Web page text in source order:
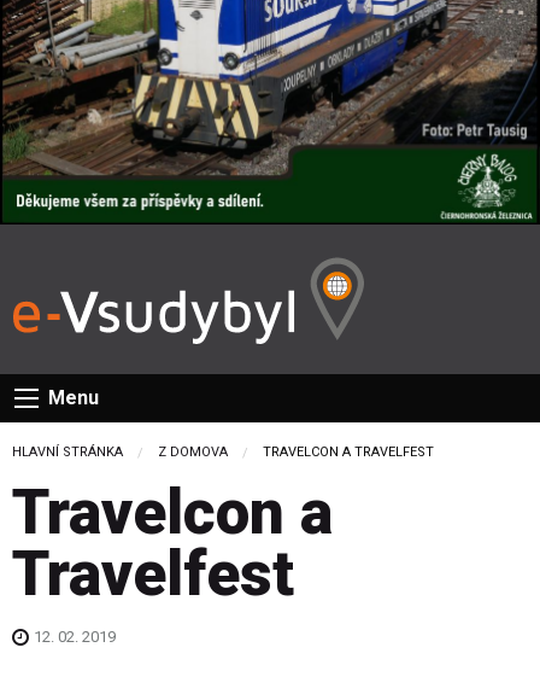
Menu
HLAVNÍ STRÁNKA Z DOMOVA CURRENT:
TRAVELCON A TRAVELFEST
Travelcon a
Travelfest
12. 02. 2019